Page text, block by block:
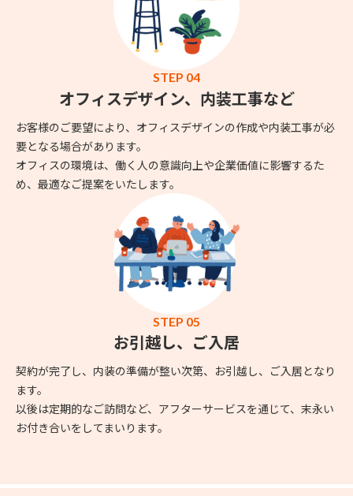
STEP 04
オフィスデザイン、内装工事など
お客様のご要望により、オフィスデザインの作成や内装工事が必
要となる場合があります。
オフィスの環境は、働く人の意識向上や企業価値に影響するた
め、最適なご提案をいたします。
STEP 05
お引越し、ご入居
契約が完了し、内装の準備が整い次第、お引越し、ご入居となり
ます。
以後は定期的なご訪問など、アフターサービスを通じて、末永い
お付き合いをしてまいります。